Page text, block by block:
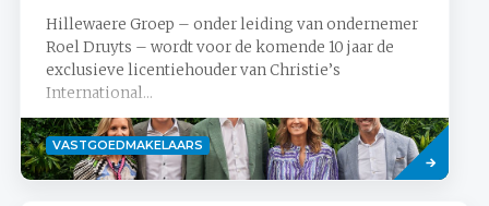
Hillewaere Groep – onder leiding van ondernemer
Roel Druyts – wordt voor de komende 10 jaar de
exclusieve licentiehouder van Christie’s
International...
VASTGOEDMAKELAARS
Lees
meer